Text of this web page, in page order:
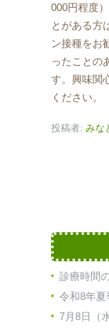
000円程度
とがある方
ン接種をお
ったことの
す。興味関
ください。
投稿者: みな
診療時間
令和8年
7月8日（